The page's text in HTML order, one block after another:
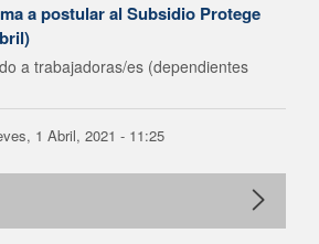
a postular al Subsidio Protege
a trabajadoras/es (dependientes
1 Abril, 2021 - 11:25